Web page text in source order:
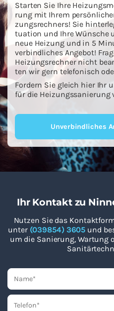
Star­ten Sie Ihre
rung mit Ihrem
zungs­rech­ners! Sie
tua­ti­on und Ihre Wün­sche
neue Hei­zung und in 5
ver­bind­li­ches An­ge­bot!
Hei­zungs­rech­ner nicht
ten wir gern te­le­fo­nisch
For­dern Sie gleich hier Ihr
für die Hei­zungs­sa­nie­rung
Un­ver­bind­li­ches
Ihr Kontakt zu
Nutzen Sie das
unter (039854) 3605 und
um die Sanierung, Wartung